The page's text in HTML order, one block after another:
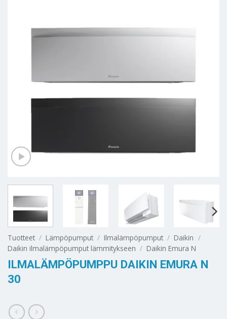
Tuotteet / Lämpöpumput / Ilmalämpöpumput / Daikin /
Daikin ilmalämpöpumput lämmitykseen / Daikin Emura N
ILMALÄMPÖPUMPPU DAIKIN EMURA N
30